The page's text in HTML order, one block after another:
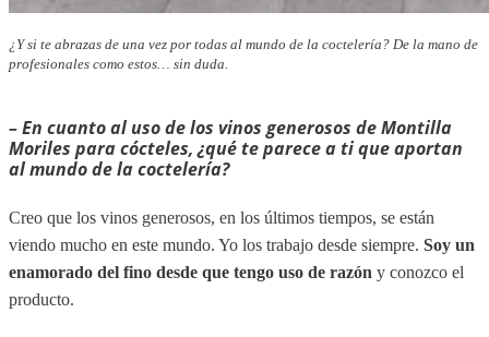
¿Y si te abrazas de una vez por todas al mundo de la coctelería? De la mano de
profesionales como estos… sin duda.
–En cuanto al uso de los vinos generosos de Montilla
Moriles para cócteles, ¿qué te parece a ti que aportan
al mundo de la coctelería?
Creo que los vinos generosos, en los últimos tiempos, se están
viendo mucho en este mundo. Yo los trabajo desde siempre. Soy un
enamorado del fino desde que tengo uso de razón y conozco el
producto.